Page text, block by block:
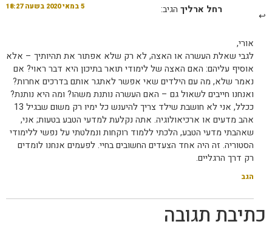
רחל ארליך הגיב: 5 במאי 2020 בשעה 18:27
אורי,
לגבי שאלת העשרה או האצה, לא רק שלא אפתור את תהיותיך – אלא
אוסיף עליהם: האם האצה של לימודי תואר בתיכון היא דבר ראוי? אם
נאמר שלא, מה עם הילדים שאי אפשר לאתגר אותם בדרכים אחרות?
ואנחנו חייבים לשאול גם – האם העשרה נותנת משהו? ומה היא נותנת?
ככלל, אני לא חושבת שילד צריך להיענש כל ימיו רק משום שבגיל 13
אהב מדעים או ארכיאולוגיה. אתה נקלעת למדעי הטבע בטעות; אני,
שאהבתי מדעי הטבע, הלכתי ללמוד רוקחות ונמלטתי על נפשי ללימודי
הסטוריה. זה היה אחד הצעדים החשובים בחיי. לפעמים אנחנו לומדים
רק דרך הרגליים.
הגב
כתיבת תגובה